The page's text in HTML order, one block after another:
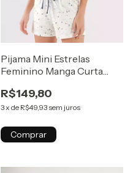
Pijama Mini Estrelas
Feminino Manga Curta
R$149,80
3x de R$49,93 sem juros
Comprar